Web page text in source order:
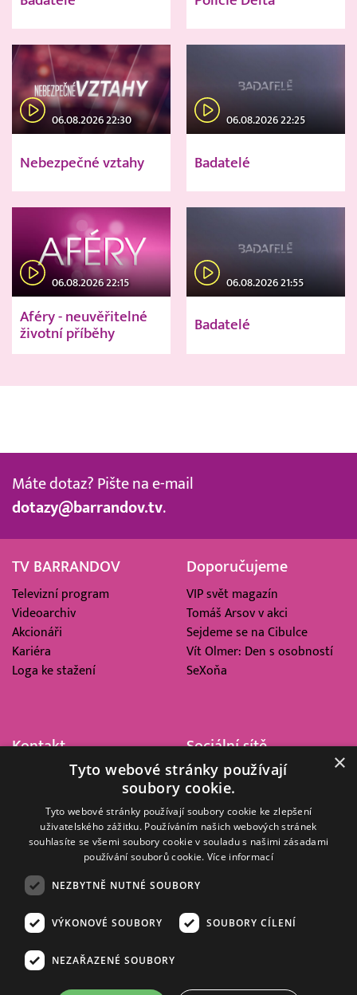
06.08.2026 22:30
Nebezpečné vztahy
06.08.2026 22:25
Badatelé
06.08.2026 22:15
Aféry - neuvěřitelné
životní příběhy
06.08.2026 21:55
Badatelé
Máte dotaz? Pište na e-mail
dotazy@barrandov.tv.
TV BARRANDOV
Televizní program
Videoarchiv
Akcionáři
Kariéra
Loga ke stažení
Doporučujeme
VIP svět magazín
Tomáš Arsov v akci
Sejdeme se na Cibulce
Vít Olmer: Den s osobností
SeXoňa
Kontakt
Barrandov Televizní Studio,
Kříženeckého nám. 322
152 00 Praha 5
IČ 416 93 311
Sociální sítě
© 2008–2026 EMPRESA MEDIA, a.s. Všechna práva vyhrazena.
Zásady ochrany osobních a dalších zpracovávaných údajů
×
Tyto webové stránky používají
soubory cookie.
Tyto webové stránky používají soubory cookie ke zlepšení
uživatelského zážitku. Používáním našich webových stránek
souhlasíte se všemi soubory cookie v souladu s našimi zásadami
používání souborů cookie. Více informací
NEZBYTNĚ NUTNÉ SOUBORY
VÝKONOVÉ SOUBORY SOUBORY CÍLENÍ
NEZAŘAZENÉ SOUBORY